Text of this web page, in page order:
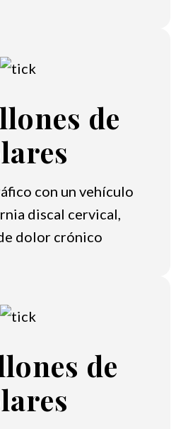
de
con un vehículo
discal cervical,
dolor crónico
de